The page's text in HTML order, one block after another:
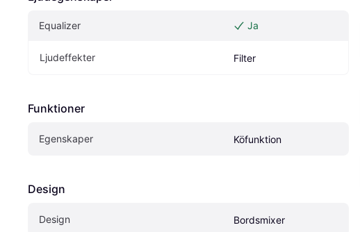
Equalizer Ja
Ljudeffekter Filter
Funktioner
Egenskaper Köfunktion
Design
Design Bordsmixer